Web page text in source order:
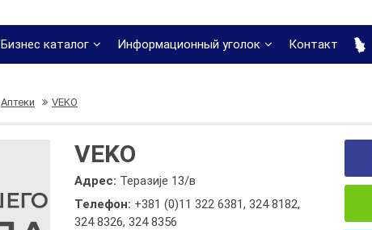
Бизнес каталог Информационный уголок Контакт
Аптеки VEKO
VEKO
Адрес: Теразије 13/в
Телефон: +381 (0)11 322 6381,324 8182,
324 8326,324 8356